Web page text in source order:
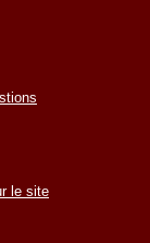
le site